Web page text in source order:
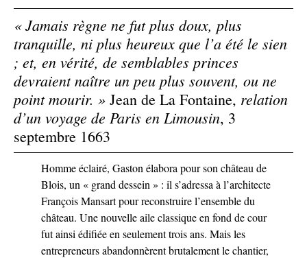
« Jamais règne ne fut plus doux, plus
tranquille, ni plus heureux que l’a été le sien
; et, en vérité, de semblables princes
devraient naître un peu plus souvent, ou ne
point mourir. » Jean de La Fontaine, relation
d’un voyage de Paris en Limousin, 3
septembre 1663
Homme éclairé, Gaston élabora pour son château de
Blois, un « grand dessein » : il s’adressa à l’architecte
François Mansart pour reconstruire l’ensemble du
château. Une nouvelle aile classique en fond de cour
fut ainsi édifiée en seulement trois ans. Mais les
entrepreneurs abandonnèrent brutalement le chantier,